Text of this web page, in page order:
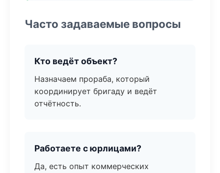
Часто задаваемые вопросы
Кто ведёт объект?
Назначаем прораба, который
координирует бригаду и ведёт
отчётность.
Работаете с юрлицами?
Да, есть опыт коммерческих